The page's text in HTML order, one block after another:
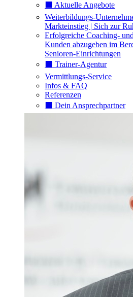
⬛️ Aktuelle Angebote
Weiterbildungs-
Markteinstieg | Sich zur
Erfolgreiche Coaching-
Kunden abzugeben im
Senioren-Einrichtungen
⬛️ Trainer-Agentur
Vermittlungs-Service
Infos & FAQ
Referenzen
⬛️ Dein Ansprechpartner